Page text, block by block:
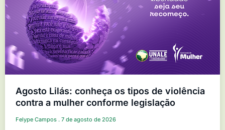
Agosto Lilás: conheça os tipos de violência
contra a mulher conforme legislação
Felype Campos 7 de agosto de 2026